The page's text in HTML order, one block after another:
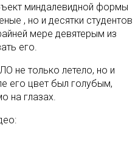
миндалевидной формы
, но и десятки студентов
мере девятерым из
его.
не только летело, но и
его цвет был голубым,
на глазах.